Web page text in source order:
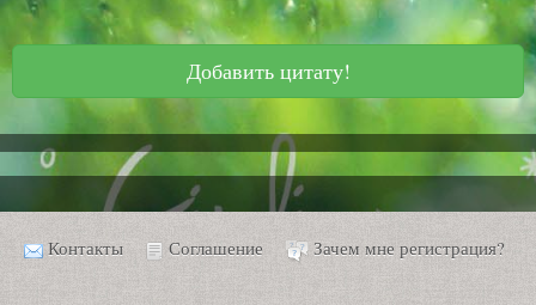
Добавить цитату!
Контакты Соглашение Зачем мне регистрация?